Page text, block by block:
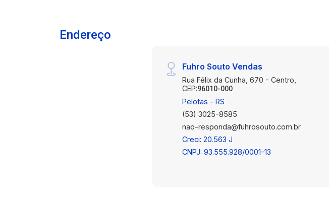
Endereço
Fuhro Souto Vendas
Rua Félix da Cunha, 670 - Centro,
CEP:96010-000
Pelotas - RS
(53) 3025-8585
nao-responda@fuhrosouto.com.br
Creci: 20.563 J
CNPJ: 93.555.928/0001-13